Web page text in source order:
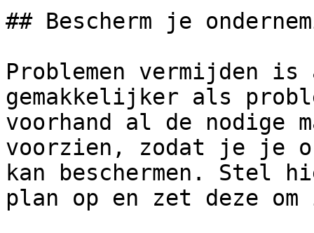
## Bescherm je
Problemen vermijden
gemakkelijker als
voorhand al de nodige
voorzien, zodat je je
kan beschermen. Stel
plan op en zet deze